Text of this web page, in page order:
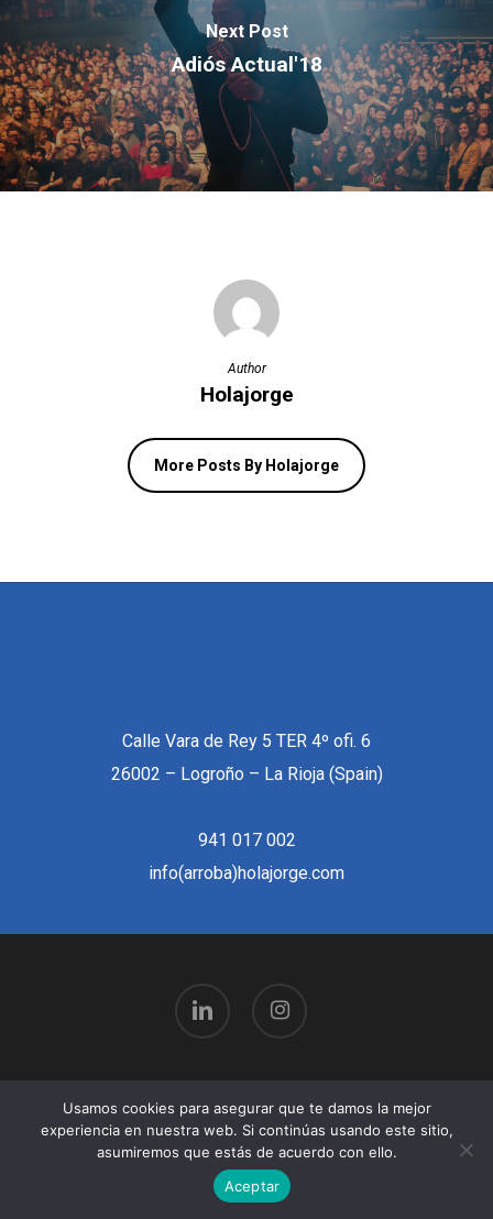
Next Post
Adiós Actual'18
Author
Holajorge
More Posts By Holajorge
Calle Vara de Rey 5 TER 4º ofi. 6
26002 – Logroño – La Rioja (Spain)
941 017 002
info(arroba)holajorge.com
© 2026 Hola Jorge | Publicidad, Comunicación y
Marketing | Logroño.
Usamos cookies para asegurar que te damos la mejor
experiencia en nuestra web. Si continúas usando este sitio,
asumiremos que estás de acuerdo con ello.
Aceptar